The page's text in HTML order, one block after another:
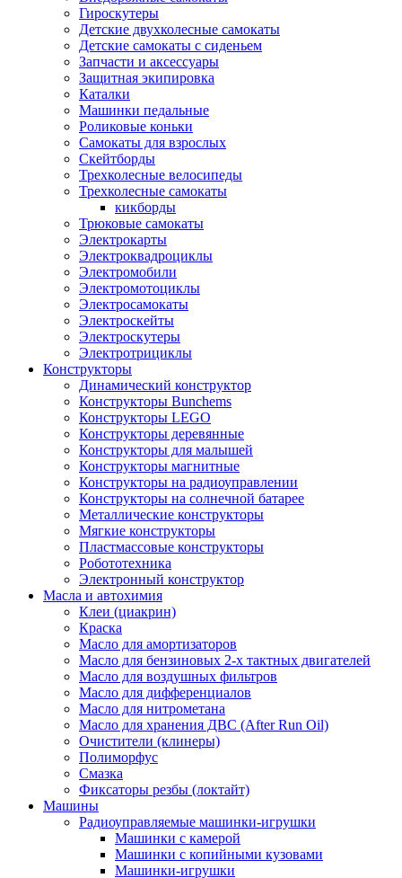
Гироскутеры
Детские двухколесные самокаты
Детские самокаты с сиденьем
Запчасти и аксессуары
Защитная экипировка
Каталки
Машинки педальные
Роликовые коньки
Самокаты для взрослых
Скейтборды
Трехколесные велосипеды
Трехколесные самокаты
кикборды
Трюковые самокаты
Электрокарты
Электроквадроциклы
Электромобили
Электромотоциклы
Электросамокаты
Электроскейты
Электроскутеры
Электротрициклы
Конструкторы
Динамический конструктор
Конструкторы Bunchems
Конструкторы LEGO
Конструкторы деревянные
Конструкторы для малышей
Конструкторы магнитные
Конструкторы на радиоуправлении
Конструкторы на солнечной батарее
Металлические конструкторы
Мягкие конструкторы
Пластмассовые конструкторы
Робототехника
Электронный конструктор
Масла и автохимия
Клеи (циакрин)
Краска
Масло для амортизаторов
Масло для бензиновых 2-х тактных двигателей
Масло для воздушных фильтров
Масло для дифференциалов
Масло для нитрометана
Масло для хранения ДВС (After Run Oil)
Очистители (клинеры)
Полиморфус
Смазка
Фиксаторы резбы (локтайт)
Машины
Радиоуправляемые машинки-игрушки
Машинки с камерой
Машинки с копийными кузовами
Машинки-игрушки